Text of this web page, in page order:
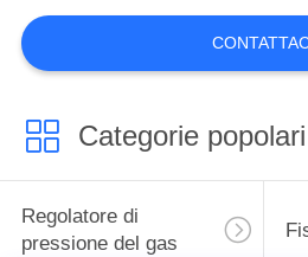
Categorie popolari
Regolatore di
pressione del gas